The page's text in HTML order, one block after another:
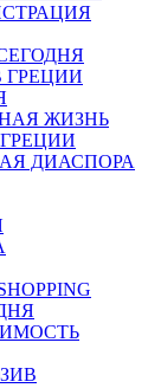
ГРЕЦИИ
ЖИЗНЬ
ДИАСПОРА